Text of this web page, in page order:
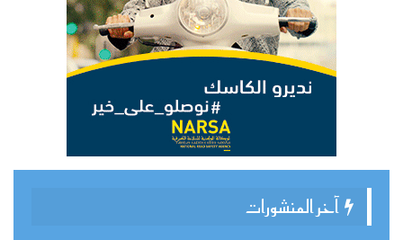
آخر المنشورات